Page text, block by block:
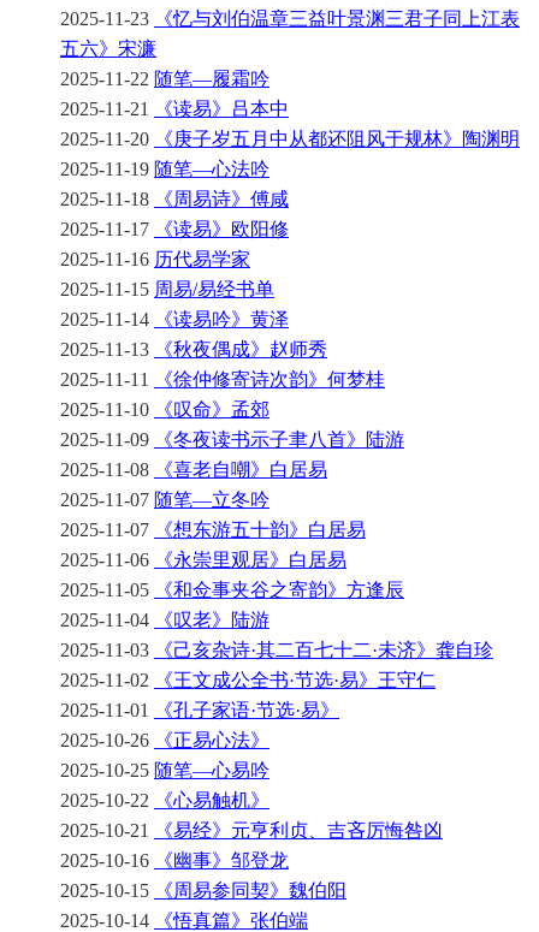
2025-11-23
《忆与刘伯温章三益叶景渊三君子同上江表
五六》宋濂
2025-11-22 随笔—履霜吟
2025-11-21
《读易》吕本中
2025-11-20
《庚子岁五月中从都还阻风于规林》陶渊明
2025-11-19 随笔—心法吟
2025-11-18
《周易诗》傅咸
2025-11-17
《读易》欧阳修
2025-11-16 历代易学家
2025-11-15 周易/易经书单
2025-11-14
《读易吟》黄泽
2025-11-13
《秋夜偶成》赵师秀
2025-11-11
《徐仲修寄诗次韵》何梦桂
2025-11-10
《叹命》孟郊
2025-11-09
《冬夜读书示子聿八首》陆游
2025-11-08
《喜老自嘲》白居易
2025-11-07 随笔—立冬吟
2025-11-07
《想东游五十韵》白居易
2025-11-06
《永崇里观居》白居易
2025-11-05
《和佥事夹谷之寄韵》方逢辰
2025-11-04
《叹老》陆游
2025-11-03
《己亥杂诗·其二百七十二·未济》龚自珍
2025-11-02
《王文成公全书·节选·易》王守仁
2025-11-01
《孔子家语·节选·易》
2025-10-26
《正易心法》
2025-10-25 随笔—心易吟
2025-10-22
《心易触机》
2025-10-21
《易经》元亨利贞、吉吝厉悔咎凶
2025-10-16
《幽事》邹登龙
2025-10-15
《周易参同契》魏伯阳
2025-10-14
《悟真篇》张伯端